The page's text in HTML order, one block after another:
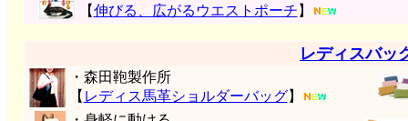
【伸びる、広がるウエストポーチ 】
レディスバッ
・森田鞄製作所
【 レディス馬革ショルダーバッグ】